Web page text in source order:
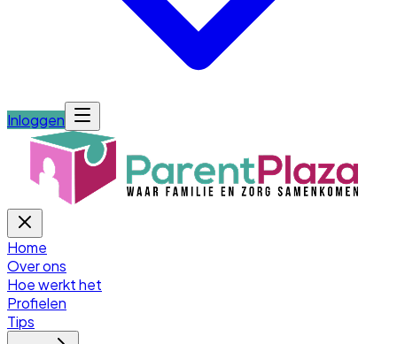
Inloggen
Home
Over ons
Hoe werkt het
Profielen
Tips